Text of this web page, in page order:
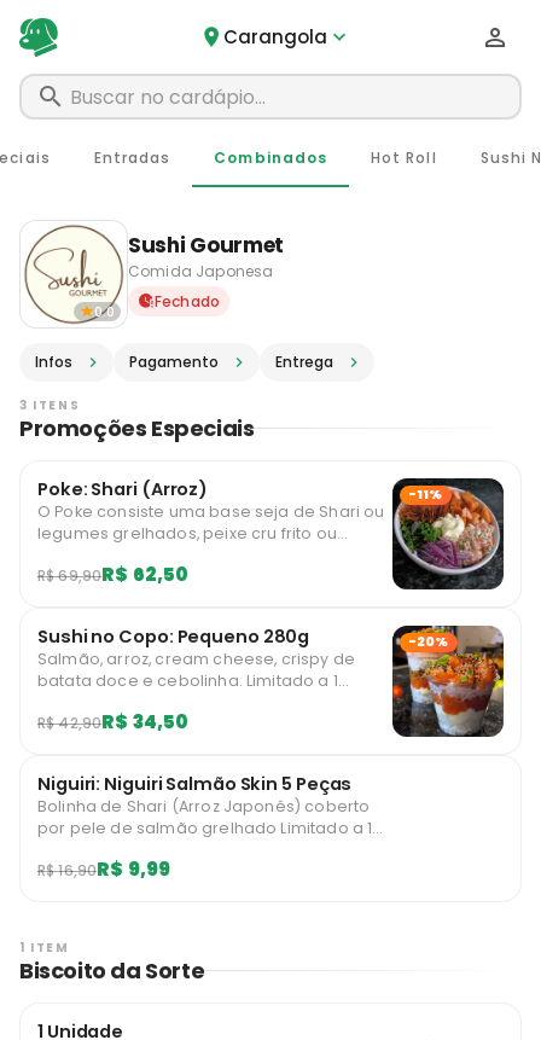
Carangola
0.0
Sushi Gourmet
Comida Japonesa
Delivery em Carangola -
Fechado
Infos Pagamento Entrega
Entradas Combinados Hot Roll Sushi
3 ITENS
Promoções Especiais
Poke: Shari (Arroz)
O Poke consiste uma base seja de Shari ou
legumes grelhados, peixe cru frito ou
servido como uma refeição de quantidade
credibilidade em todo o mundo. Limitado a
10 unidades diárias por usuário.
R$ 69,90R$ 62,50
-11%
Sushi no Copo: Pequeno 280g
Salmão, arroz, cream cheese, crispy de
batata doce e cebolinha. Limitado a 1
R$ 42,90R$ 34,50
-20%
Niguiri: Niguiri Salmão Skin 5 Peças
Bolinha de Shari (Arroz Japonês) coberto
por pele de salmão grelhado Limitado a 1
R$ 16,90R$ 9,99
1 ITEM
Biscoito da Sorte
1 Unidade